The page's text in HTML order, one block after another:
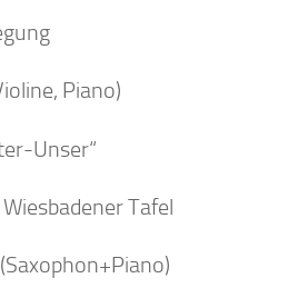
Piano)
Unser“
Tafel